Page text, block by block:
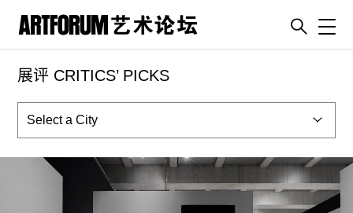
artguide
新闻
展评
杂志
展评 CRITICS’ PICKS